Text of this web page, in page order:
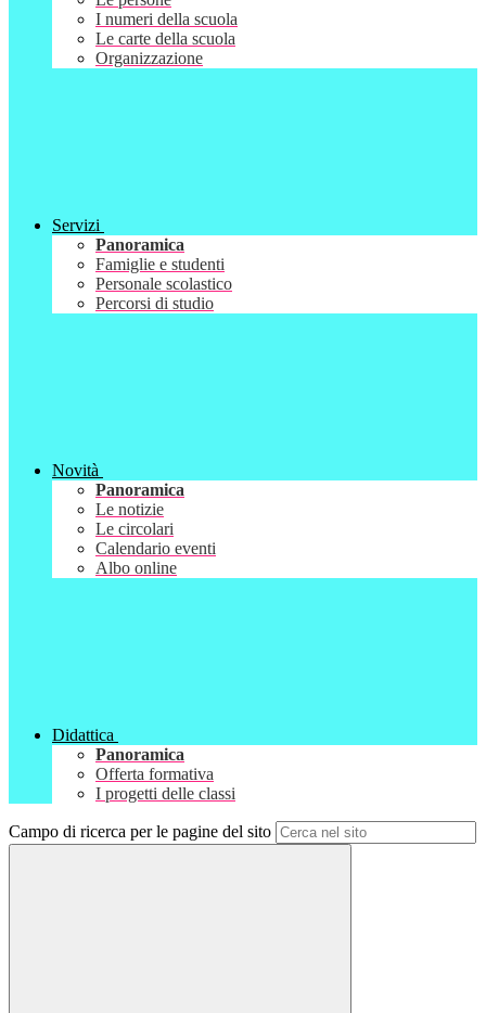
I numeri della scuola
Le carte della scuola
Organizzazione
Servizi
Panoramica
Famiglie e studenti
Personale scolastico
Percorsi di studio
Novità
Panoramica
Le notizie
Le circolari
Calendario eventi
Albo online
Didattica
Panoramica
Offerta formativa
I progetti delle classi
Campo di ricerca per le pagine del sito